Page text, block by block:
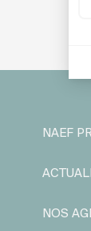
NAEF
NOS